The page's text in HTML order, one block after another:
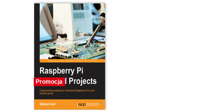
Promocja